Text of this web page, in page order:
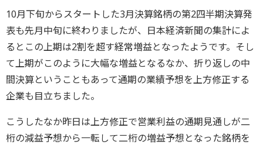
10月下旬からスタートした3月決算銘柄の第2四半期決算発
表も先月中旬に終わりましたが、日本経済新聞の集計によ
るとこの上期は2割を超す経常増益となったようです。そし
て上期がこのように大幅な増益となるなか、折り返しの中
間決算ということもあって通期の業績予想を上方修正する
企業も目立ちました。
こうしたなか昨日は上方修正で営業利益の通期見通しが二
桁の減益予想から一転して二桁の増益予想となった銘柄を